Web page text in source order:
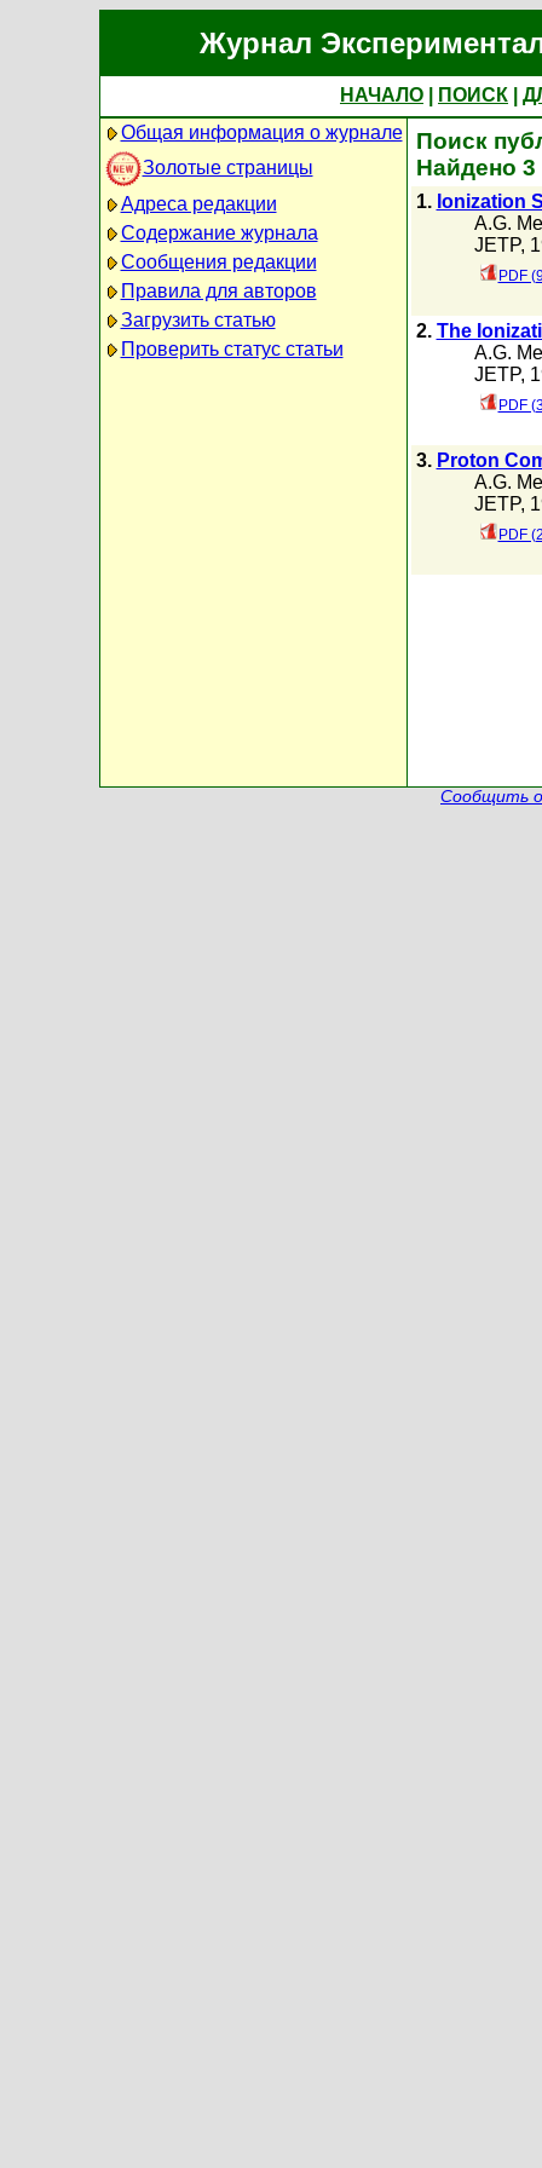
Журнал
НАЧАЛО ПОИСК
Общая информация о журнале
Золотые страницы
Адреса редакции
Содержание журнала
Сообщения редакции
Правила для авторов
Загрузить статью
Проверить статус статьи
Поиск
Найдено 3
1. Ionization
A.G.
JETP,
PDF
2. The
A.G.
JETP,
PDF
3. Proton
A.G.
JETP,
PDF
Сообщить о